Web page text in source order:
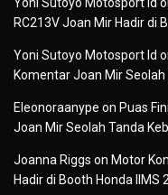
Yoni Sutoyo Motosport Id
RC213V Joan Mir Hadir di
Yoni Sutoyo Motosport Id
Komentar Joan Mir
Eleonoraanype on Puas
Joan Mir Seolah Tanda
Joanna Riggs on Motor
Hadir di Booth Honda IIMS